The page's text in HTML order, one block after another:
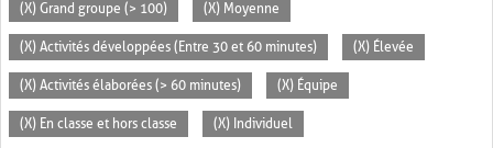
(X) Grand groupe (> 100) (X) Moyenne
(X) Activités développées (Entre 30 et 60 minutes) (X) Élevée
(X) Activités élaborées (> 60 minutes) (X) Équipe
(X) En classe et hors classe (X) Individuel